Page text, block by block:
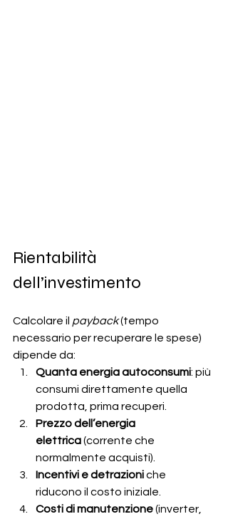
Rientabilità
dell’investimento
Calcolare il payback (tempo
necessario per recuperare le spese)
dipende da:
Quanta energia autoconsumi: più
consumi direttamente quella
prodotta, prima recuperi.
Prezzo dell’energia
elettrica (corrente che
normalmente acquisti).
Incentivi e detrazioni che
riducono il costo iniziale.
Costi di manutenzione (inverter,